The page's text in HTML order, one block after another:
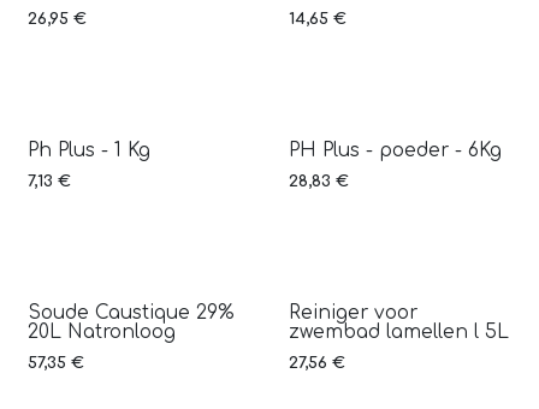
26,95 € 14,65€
Ph Plus - 1 Kg
7,13 €
PH Plus - poeder - 6Kg
28,83 €
Soude Caustique 29%
20L Natronloog
57,35 €
Reiniger voor
zwembad lamellen l 5L
27,56 €